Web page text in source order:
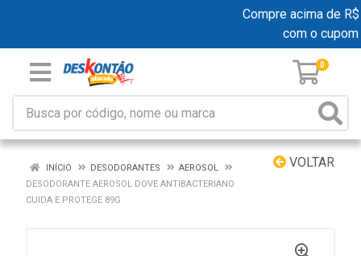
Compre acima de
com o cupom
0
VOLTAR
INÍCIO DESODORANTES
AEROSOL
DESODORANTE AEROSOL DOVE ANTIBACTERIANO
CUIDA E PROTEGE 89G